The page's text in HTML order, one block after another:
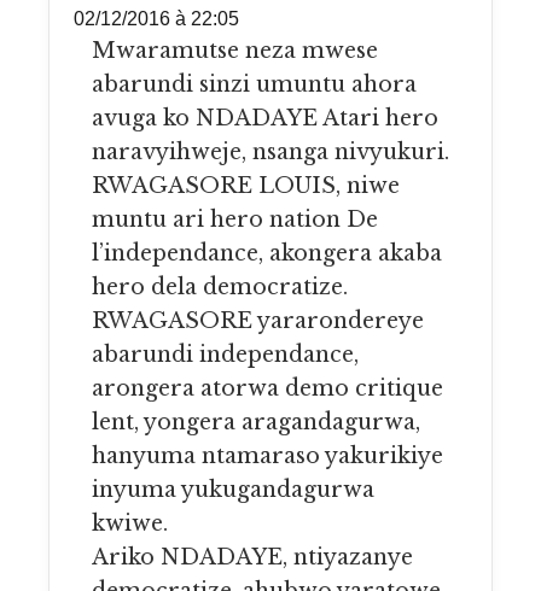
02/12/2016 à 22:05
Mwaramutse neza mwese
abarundi sinzi umuntu ahora
avuga ko NDADAYE Atari hero
naravyihweje, nsanga nivyukuri.
RWAGASORE LOUIS, niwe
muntu ari hero nation De
l’independance, akongera akaba
hero dela democratize.
RWAGASORE yararondereye
abarundi independance,
arongera atorwa demo critique
lent, yongera aragandagurwa,
hanyuma ntamaraso yakurikiye
inyuma yukugandagurwa
kwiwe.
Ariko NDADAYE, ntiyazanye